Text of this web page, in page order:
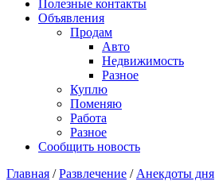
Полезные контакты
Объявления
Продам
Авто
Недвижимость
Разное
Куплю
Поменяю
Работа
Разное
Сообщить новость
Главная /Развлечение / Анекдоты дня